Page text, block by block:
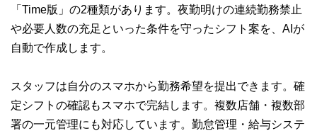
「Time版」の2種類があります。夜勤明けの連続勤務禁止
や必要人数の充足といった条件を守ったシフト案を、AIが
自動で作成します。
スタッフは自分のスマホから勤務希望を提出できます。確
定シフトの確認もスマホで完結します。複数店舗・複数部
署の一元管理にも対応しています。勤怠管理・給与システ